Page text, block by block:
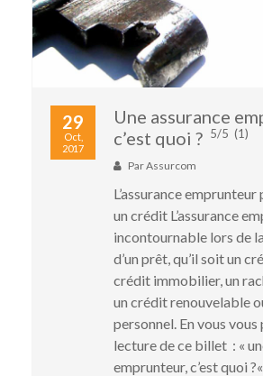
29
Oct,
2017
Une assurance
c’est quoi ? 5/5 (1)
ParAssurcom
L’assurance
un crédit L’assurance
incontournable lors de
d’un prêt, qu’il soit un
crédit immobilier, un
un crédit renouvelable
personnel. En vous
lecture de ce billet : «
emprunteur, c’est quoi